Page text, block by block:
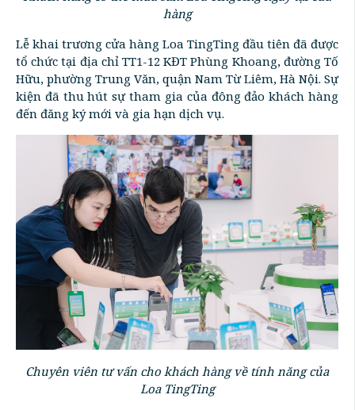
hàng
Lễ khai trương cửa hàng Loa TingTing đầu tiên đã được
tổ chức tại địa chỉ TT1-12 KĐT Phùng Khoang, đường Tố
Hữu, phường Trung Văn, quận Nam Từ Liêm, Hà Nội. Sự
kiện đã thu hút sự tham gia của đông đảo khách hàng
đến đăng ký mới và gia hạn dịch vụ.
Chuyên viên tư vấn cho khách hàng về tính năng của
Loa TingTing